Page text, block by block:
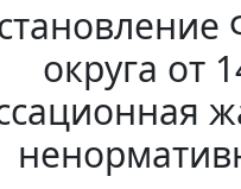
округа от